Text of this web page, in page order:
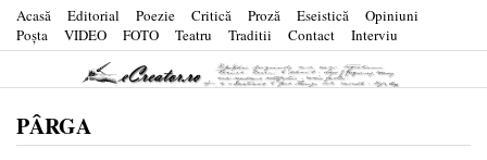
Acasă Editorial Poezie Critică Proză Eseistică
Opiniuni
Poşta
VIDEO FOTO Teatru Traditii Contact Interviu
PÂRGA